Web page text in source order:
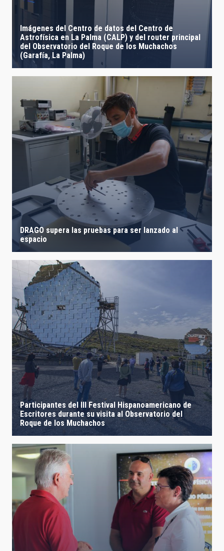
Imágenes del Centro de datos del Centro de
Astrofísica en La Palma (CALP) y del router principal
del Observatorio del Roque de los Muchachos
(Garafía, La Palma)
DRAGO supera las pruebas para ser lanzado al
espacio
Participantes del III Festival Hispanoamericano de
Escritores durante su visita al Observatorio del
Roque de los Muchachos